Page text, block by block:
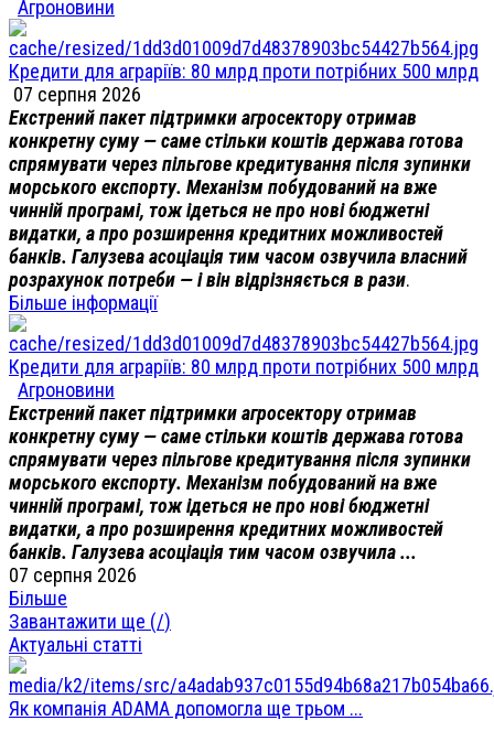
Агроновини
Кредити для аграріїв: 80 млрд проти потрібних 500 млрд
07 серпня 2026
Екстрений пакет підтримки агросектору отримав
конкретну суму — саме стільки коштів держава готова
спрямувати через пільгове кредитування після зупинки
морського експорту. Механізм побудований на вже
чинній програмі, тож ідеться не про нові бюджетні
видатки, а про розширення кредитних можливостей
банків. Галузева асоціація тим часом озвучила власний
розрахунок потреби — і він відрізняється в рази.
Більше інформації
Кредити для аграріїв: 80 млрд проти потрібних 500 млрд
Агроновини
Екстрений пакет підтримки агросектору отримав
конкретну суму — саме стільки коштів держава готова
спрямувати через пільгове кредитування після зупинки
морського експорту. Механізм побудований на вже
чинній програмі, тож ідеться не про нові бюджетні
видатки, а про розширення кредитних можливостей
банків. Галузева асоціація тим часом озвучила ...
07 серпня 2026
Більше
Завантажити ще (/)
Актуальні статті
Як компанія ADAMA допомогла ще трьом ...